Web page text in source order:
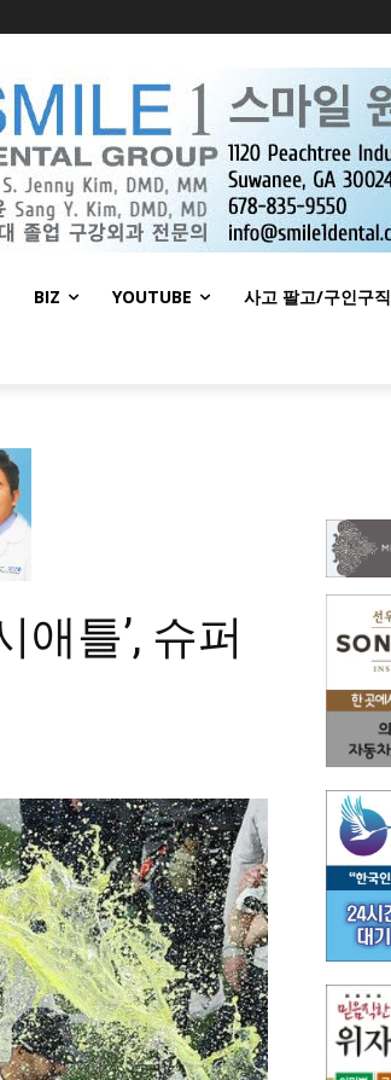
BIZ YOUTUBE 사고 팔고/구인구직
애틀’, 슈퍼